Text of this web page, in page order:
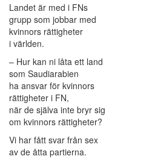
Landet är med i FNs
grupp som jobbar med
kvinnors rättigheter
i världen.
– Hur kan ni låta ett land
som Saudiarabien
ha ansvar för kvinnors
rättigheter i FN,
när de själva inte bryr sig
om kvinnors rättigheter?
Vi har fått svar från sex
av de åtta partierna.